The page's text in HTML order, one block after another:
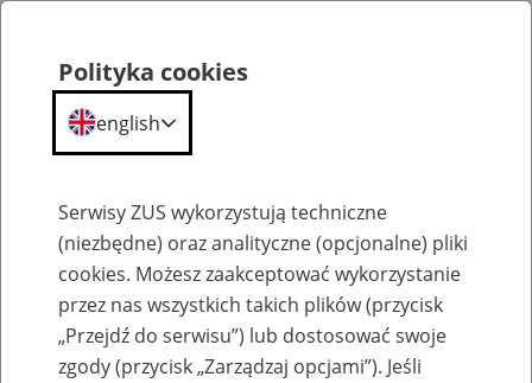
Szkolenia
Polityka cookies
english
Serwisy ZUS wykorzystują techniczne
(niezbędne) oraz analityczne (opcjonalne) pliki
cookies. Możesz zaakceptować wykorzystanie
przez nas wszystkich takich plików (przycisk
„Przejdź do serwisu”) lub dostosować swoje
zgody (przycisk „Zarządzaj opcjami”). Jeśli